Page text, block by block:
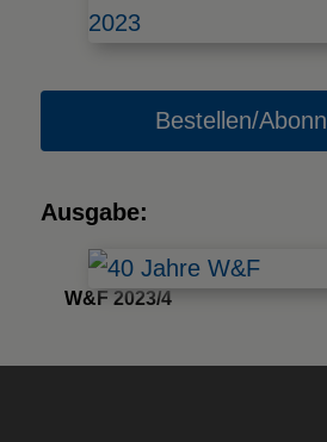
Bestellen/
Ausgabe:
W&F 2023/4